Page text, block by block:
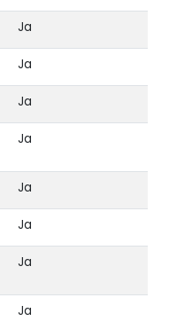
Ja
Ja
Ja
Ja
Ja
Ja
Ja
Ja